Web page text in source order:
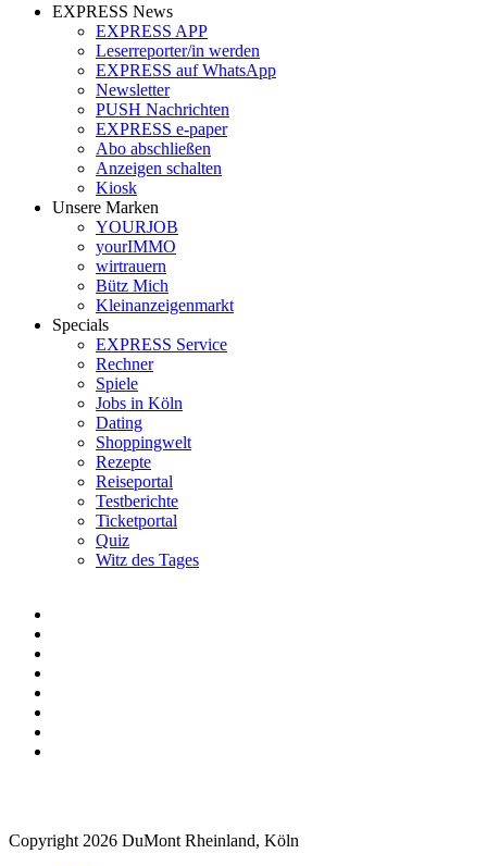
EXPRESS News
EXPRESS APP
Leserreporter/in werden
EXPRESS auf WhatsApp
Newsletter
PUSH Nachrichten
EXPRESS e-paper
Abo abschließen
Anzeigen schalten
Kiosk
Unsere Marken
YOURJOB
yourIMMO
wirtrauern
Bütz Mich
Kleinanzeigenmarkt
Specials
EXPRESS Service
Rechner
Spiele
Jobs in Köln
Dating
Shoppingwelt
Rezepte
Reiseportal
Testberichte
Ticketportal
Quiz
Witz des Tages
Copyright 2026 DuMont Rheinland, Köln